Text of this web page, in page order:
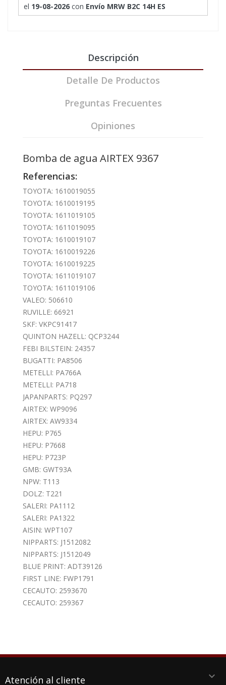
el 19-08-2026 con Envío MRW B2C 14H ES
Descripción
Detalle De Productos
Preguntas Frecuentes
Opiniones
Bomba de agua AIRTEX 9367
Referencias:
TOYOTA: 1610019055
TOYOTA: 1610019195
TOYOTA: 1611019105
TOYOTA: 1611019095
TOYOTA: 1610019107
TOYOTA: 1610019226
TOYOTA: 1610019225
TOYOTA: 1611019107
TOYOTA: 1611019106
VALEO: 506610
RUVILLE: 66921
SKF: VKPC91417
QUINTON HAZELL: QCP3244
FEBI BILSTEIN: 24357
BUGATTI: PA8506
METELLI: PA766A
METELLI: PA718
JAPANPARTS: PQ297
AIRTEX: WP9096
AIRTEX: AW9334
HEPU: P765
HEPU: P7668
HEPU: P723P
GMB: GWT93A
NPW: T113
DOLZ: T221
SALERI: PA1112
SALERI: PA1322
AISIN: WPT107
NIPPARTS: J1512082
NIPPARTS: J1512049
BLUE PRINT: ADT39126
FIRST LINE: FWP1791
CECAUTO: 2593670
CECAUTO: 259367
Atención al cliente keyboard_arrow_down